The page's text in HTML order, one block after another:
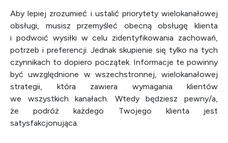
Aby lepiej zrozumieć i ustalić priorytety wielokanałowej
obsługi, musisz przemyśleć obecną obsługę klienta
i podwoić wysiłki w celu zidentyfikowania zachowań,
potrzeb i preferencji. Jednak skupienie się tylko na tych
czynnikach to dopiero początek. Informacje te powinny
być uwzględnione w wszechstronnej, wielokanałowej
strategii, która zawiera wymagania klientów
we wszystkich kanałach. Wtedy będziesz pewny/a,
że podróż każdego Twojego klienta jest
satysfakcjonująca.